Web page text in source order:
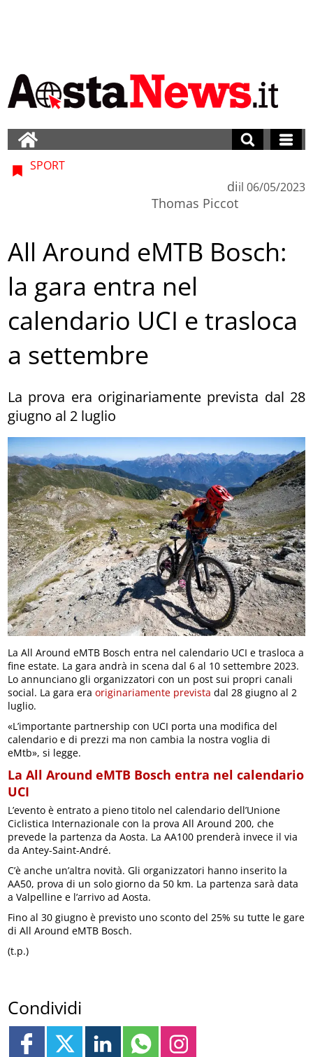
SPORT
di
Thomas Piccot
il 06/05/2023
All Around eMTB Bosch:
la gara entra nel
calendario UCI e trasloca
a settembre
La prova era originariamente prevista dal 28
giugno al 2 luglio
La All Around eMTB Bosch entra nel calendario UCI e trasloca a
fine estate. La gara andrà in scena dal 6 al 10 settembre 2023.
Lo annunciano gli organizzatori con un post sui propri canali
social. La gara era originariamente prevista dal 28 giugno al 2
luglio.
«L’importante partnership con UCI porta una modifica del
calendario e di prezzi ma non cambia la nostra voglia di
eMtb», si legge.
La All Around eMTB Bosch entra nel calendario
UCI
L’evento è entrato a pieno titolo nel calendario dell’Unione
Ciclistica Internazionale con la prova All Around 200, che
prevede la partenza da Aosta. La AA100 prenderà invece il via
da Antey-Saint-André.
C’è anche un’altra novità. Gli organizzatori hanno inserito la
AA50, prova di un solo giorno da 50 km. La partenza sarà data
a Valpelline e l’arrivo ad Aosta.
Fino al 30 giugno è previsto uno sconto del 25% su tutte le gare
di All Around eMTB Bosch.
(t.p.)
Condividi